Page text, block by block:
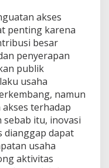
akses
penting karena
besar
penyerapan
publik
usaha
namun
terhadap
sebab itu, inovasi
dianggap dapat
usaha
aktivitas